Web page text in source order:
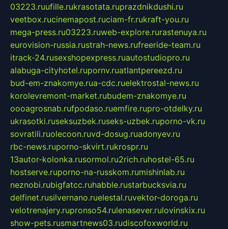
03223.ruufille.rukrasotata.ruprazdnikdushi.ru
veetbox.rucinemapost.ruciam-fr.rukraft-you.ru
mega-press.ru03223.ruweb-explore.rurastenuya.ru
eurovision-russia.rustrah-news.rufreeride-team.ru
itrack-24.rusexshopexpress.ruautostudiopro.ru
alabuga-cityhotel.rupornv.ruatlantpereezd.ru
bud-em-znakomye.rua-cdc.ruelektrostal-news.ru
korolevremont-market.rubudem-znakomye.ru
oooagrosnab.rufpodaso.ruemfire.rupro-otdelky.ru
ukrasotki.ruseksuzbek.ruseks-uzbek.ruporno-vk.ru
sovratili.ruolecoon.ruvd-dosug.ruadonyev.ru
rbc-news.ruporno-skvirt.rukrospr.ru
13autor-kolonka.rusormol.ru2rich.ruhostel-65.ru
hostserve.ruporno-na-russkom.rumishinlab.ru
neznobi.rubigfatcc.ruhabble.rustarbucksvia.ru
delfinet.rusilvernano.ruelestal.ruvektor-doroga.ru
velotrenajery.rupronso54.rulenasever.rulovinskix.ru
show-pets.rusmartnews03.rudiscofoxworld.ru